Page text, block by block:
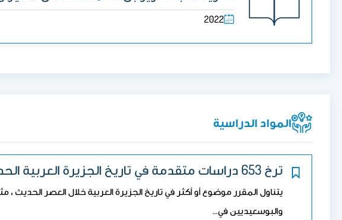
2022
المواد الدراسية
ترخ 653 دراسات متقدمة في تاريخ الجزيرة العربية الحديث.
والبوسعيديين في…